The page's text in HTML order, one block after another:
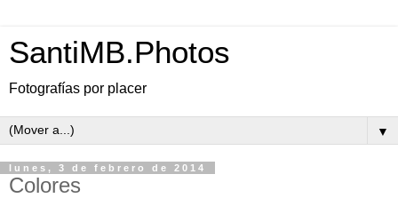
SantiMB.Photos
Fotografías por placer
▼
lunes, 3 de febrero de 2014
Colores